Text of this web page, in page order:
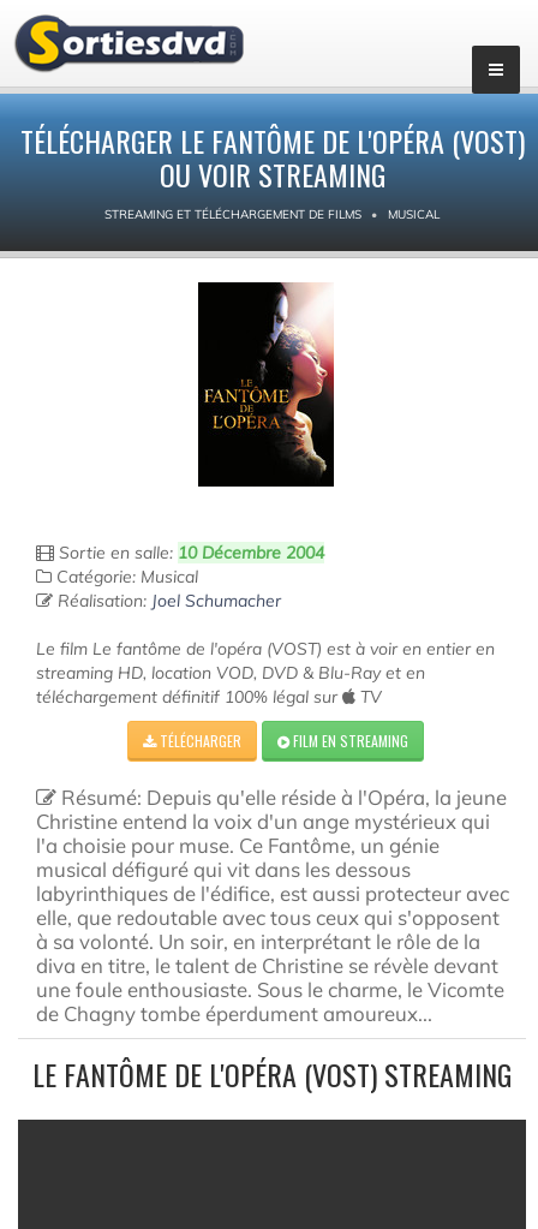
TÉLÉCHARGER LE FANTÔME DE L'OPÉRA (VOST)
OU VOIR STREAMING
STREAMING ET TÉLÉCHARGEMENT DE FILMS MUSICAL
Sortie en salle: 10 Décembre 2004
Catégorie: Musical
Réalisation: Joel Schumacher
Le film Le fantôme de l'opéra (VOST) est à voir en entier en
streaming HD, location VOD, DVD & Blu-Ray et en
téléchargement définitif 100% légal sur
TV
TÉLÉCHARGER FILM EN STREAMING
Résumé: Depuis qu'elle réside à l'Opéra, la jeune
Christine entend la voix d'un ange mystérieux qui
l'a choisie pour muse. Ce Fantôme, un génie
musical défiguré qui vit dans les dessous
labyrinthiques de l'édifice, est aussi protecteur avec
elle, que redoutable avec tous ceux qui s'opposent
à sa volonté. Un soir, en interprétant le rôle de la
diva en titre, le talent de Christine se révèle devant
une foule enthousiaste. Sous le charme, le Vicomte
de Chagny tombe éperdument amoureux...
LE FANTÔME DE L'OPÉRA (VOST) STREAMING